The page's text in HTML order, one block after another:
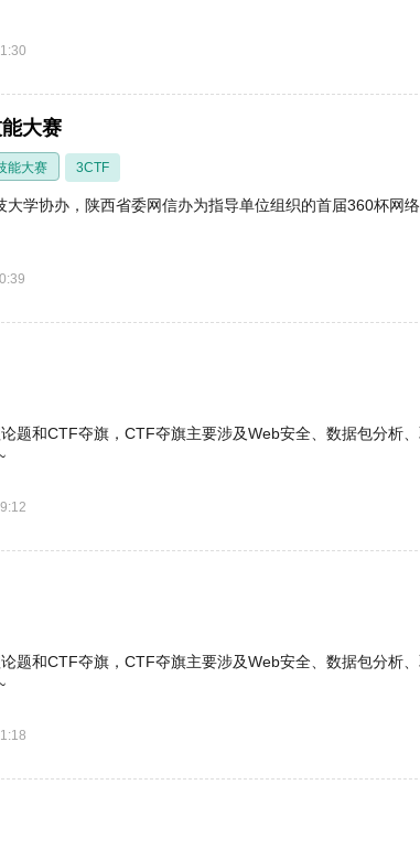
大赛
能大赛 3CTF
学协办，陕西省委网信办为指导单位组织的首届360杯网
题和CTF夺旗，CTF夺旗主要涉及Web安全、数据包分析
题和CTF夺旗，CTF夺旗主要涉及Web安全、数据包分析